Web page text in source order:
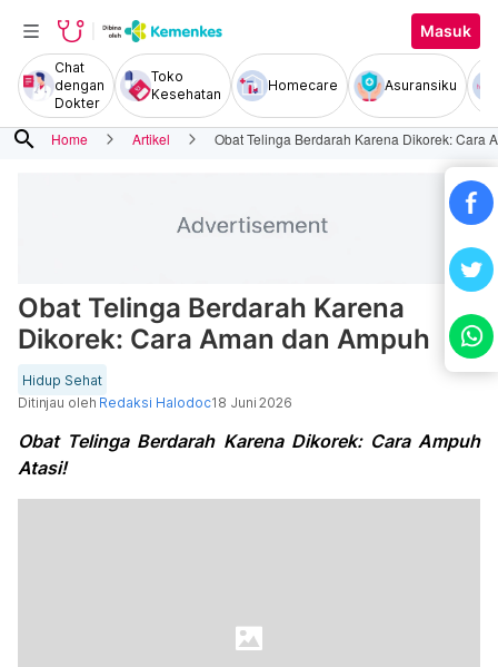
Masuk
Chat
dengan
Dokter
Toko
Kesehatan
Homecare Asuransiku
search Home Artikel Obat Telinga Berdarah Karena Dikorek: Cara
Obat Telinga Berdarah Karena
Dikorek: Cara Aman dan Ampuh
Hidup Sehat
Ditinjau oleh Redaksi Halodoc18 Juni 2026
Obat Telinga Berdarah Karena Dikorek: Cara Ampuh
Atasi!